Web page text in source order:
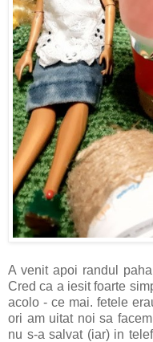
A venit apoi randul
Cred ca a iesit foarte
acolo - ce mai. fetele
ori am uitat noi sa
nu s-a salvat (iar) in